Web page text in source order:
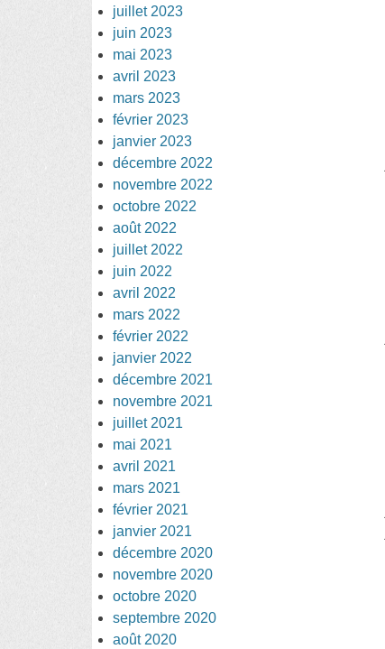
juillet 2023
juin 2023
mai 2023
avril 2023
mars 2023
février 2023
janvier 2023
décembre 2022
novembre 2022
octobre 2022
août 2022
juillet 2022
juin 2022
avril 2022
mars 2022
février 2022
janvier 2022
décembre 2021
novembre 2021
juillet 2021
mai 2021
avril 2021
mars 2021
février 2021
janvier 2021
décembre 2020
novembre 2020
octobre 2020
septembre 2020
août 2020